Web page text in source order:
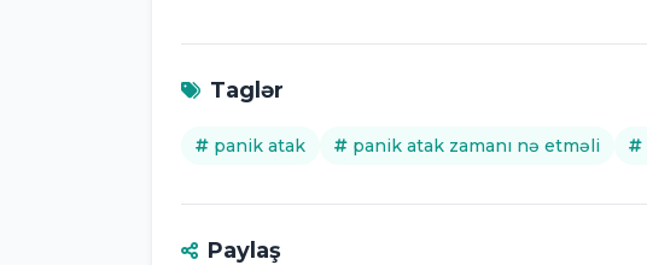
Taglər
panik atak panik atak zamanı nə etməli
Paylaş